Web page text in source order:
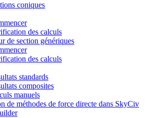
coniques
des calculs
de section génériques
des calculs
standards
composites
manuels
de méthodes de force directe dans SkyCiv